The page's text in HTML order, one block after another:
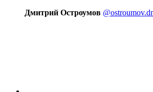
Дмитрий Остроумов